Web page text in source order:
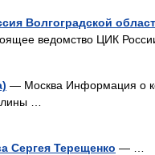
Волгоградской
ведомство ЦИК
— Москва Информация о
…
Сергея Терещенко — …